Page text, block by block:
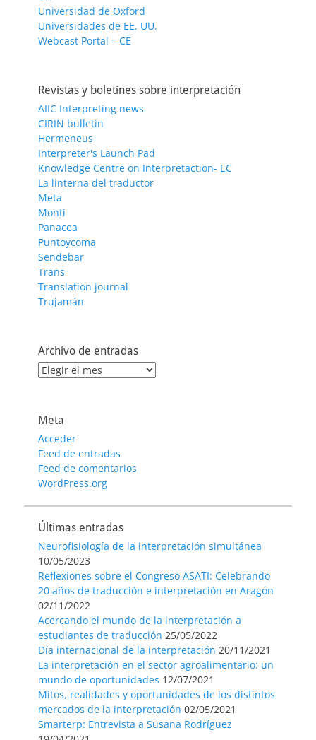
Universidad de Oxford
Universidades de EE. UU.
Webcast Portal – CE
Revistas y boletines sobre interpretación
AIIC Interpreting news
CIRIN bulletin
Hermeneus
Interpreter's Launch Pad
Knowledge Centre on Interpretaction- EC
La linterna del traductor
Meta
Monti
Panacea
Puntoycoma
Sendebar
Trans
Translation journal
Trujamán
Archivo de entradas
Archivo
Meta
Acceder
Feed de entradas
Feed de comentarios
WordPress.org
Últimas entradas
Neurofisiología de la interpretación simultánea
10/05/2023
Reflexiones sobre el Congreso ASATI: Celebrando
20 años de traducción e interpretación en Aragón
02/11/2022
Acercando el mundo de la interpretación a
estudiantes de traducción 25/05/2022
Día internacional de la interpretación 20/11/2021
La interpretación en el sector agroalimentario: un
mundo de oportunidades 12/07/2021
Mitos, realidades y oportunidades de los distintos
mercados de la interpretación 02/05/2021
Smarterp: Entrevista a Susana Rodríguez